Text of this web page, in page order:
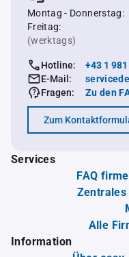
Montag - Donnerstag:
Freitag:
(werktags)
Hotline:
+43 1
E-Mail:
Fragen:
Zu den
Zum
Services
FAQ
Alle
Information